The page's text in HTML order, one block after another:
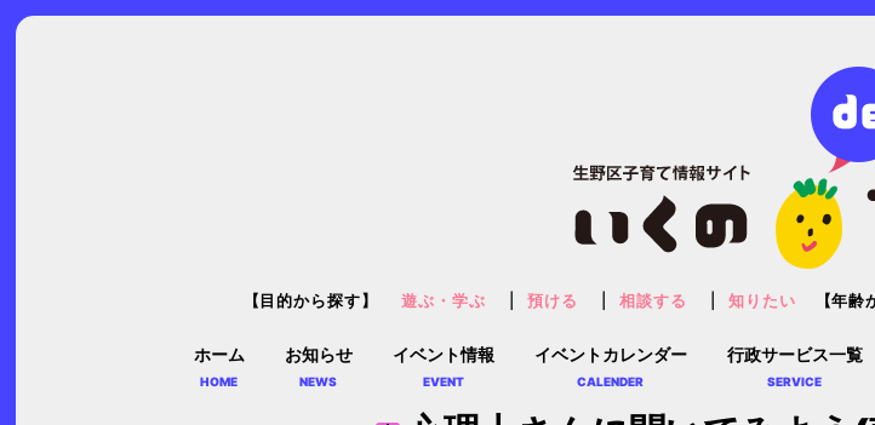
ホーム
HOME
お知らせ
NEWS
イベント情報
EVENT
イベントカレンダー
CALENDER
行政サービス一覧
SERVICE
【目的から探す】 遊ぶ・学ぶ 預ける 相談する 知りたい 【年齢